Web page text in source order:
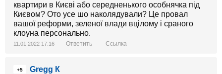
квартири в Києві або середненького особнячка під
Києвом? Ото усе шо наколядували? Це провал
вашої реформи, зеленої влади вцілому і сраного
клоуна персонально.
11.01.2022 17:16 Ответить Ссылка
+5
Gregg К